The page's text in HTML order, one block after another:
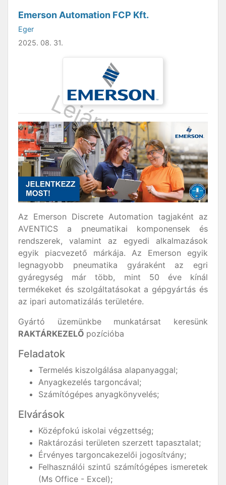
Emerson Automation FCP Kft.
Eger
2025. 08. 31.
Az Emerson Discrete Automation tagjaként az
AVENTICS a pneumatikai komponensek és
rendszerek, valamint az egyedi alkalmazások
egyik piacvezető márkája. Az Emerson egyik
legnagyobb pneumatika gyáraként az egri
gyáregység már több, mint 50 éve kínál
termékeket és szolgáltatásokat a gépgyártás és
az ipari automatizálás területére.
Gyártó üzemünkbe munkatársat keresünk
RAKTÁRKEZELŐ pozícióba
Feladatok
Termelés kiszolgálása alapanyaggal;
Anyagkezelés targoncával;
Számítógépes anyagkönyvelés;
Elvárások
Középfokú iskolai végzettség;
Raktározási területen szerzett tapasztalat;
Érvényes targoncakezelői jogosítvány;
Felhasználói szintű számítógépes ismeretek
(Ms Office - Excel);